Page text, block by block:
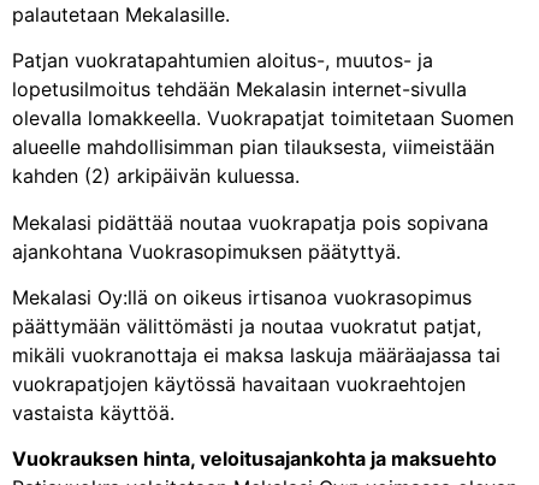
palautetaan Mekalasille.
Patjan vuokratapahtumien aloitus-, muutos- ja
lopetusilmoitus tehdään Mekalasin internet-sivulla
olevalla lomakkeella. Vuokrapatjat toimitetaan Suomen
alueelle mahdollisimman pian tilauksesta, viimeistään
kahden (2) arkipäivän kuluessa.
Mekalasi pidättää noutaa vuokrapatja pois sopivana
ajankohtana Vuokrasopimuksen päätyttyä.
Mekalasi Oy:llä on oikeus irtisanoa vuokrasopimus
päättymään välittömästi ja noutaa vuokratut patjat,
mikäli vuokranottaja ei maksa laskuja määräajassa tai
vuokrapatjojen käytössä havaitaan vuokraehtojen
vastaista käyttöä.
Vuokrauksen hinta, veloitusajankohta ja maksuehto